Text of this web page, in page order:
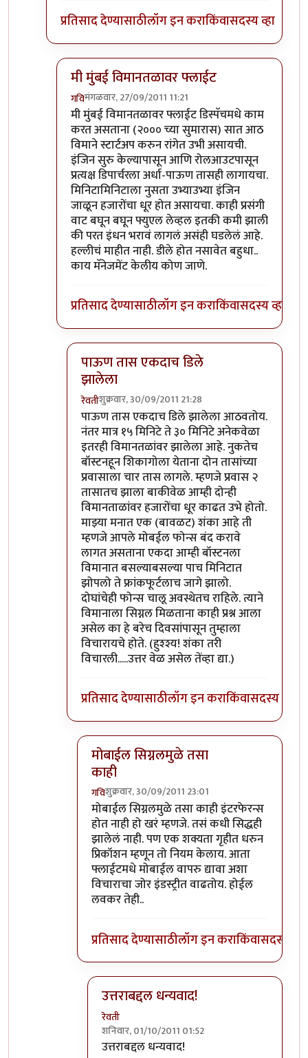
प्रतिसाद देण्यासाठीलॉग इन कराकिंवासदस्य व्हा
मी मुंबई विमानतळावर फ्लाईट
गविमंगळवार, 27/09/2011 11:21
In reply to>>लँडिंग आणि टेकॉफbyनितिन थत्ते
मी मुंबई विमानतळावर फ्लाईट डिस्पॅचमधे काम
करत असताना (२००० च्या सुमारास) सात आठ
विमाने स्टार्टअप करुन रांगेत उभी असायची.
इंजिन सुरु केल्यापासून आणि रोलआउटपासून
प्रत्यक्ष डिपार्चरला अर्धा-पाऊण तासही लागायचा.
मिनिटामिनिटाला नुसता उभ्याउभ्या इंजिन
जाळून हजारोंचा धूर होत असायचा. काही प्रसंगी
वाट बघून बघून फ्युएल लेव्हल इतकी कमी झाली
की परत इंधन भरावं लागलं असंही घडलेलं आहे.
हल्लीचं माहीत नाही. डीले होत नसावेत बहुधा..
काय मॅनेजमेंट केलीय कोण जाणे.
प्रतिसाद देण्यासाठीलॉग इन कराकिंवासदस्य व्हा
पाऊण तास एकदाच डिले
झालेला
रेवतीशुक्रवार, 30/09/2011 21:28
In reply toमी मुंबई विमानतळावर फ्लाईटby
पाऊण तास एकदाच डिले झालेला आठवतोय.
नंतर मात्र १५ मिनिटे ते ३० मिनिटे अनेकवेळा
इतरही विमानतळांवर झालेला आहे. नुकतेच
बॉस्टनहून शिकागोला येताना दोन तासांच्या
प्रवासाला चार तास लागले. म्हणजे प्रवास २
तासातच झाला बाकीवेळ आम्ही दोन्ही
विमानताळांवर हजारोंचा धूर काढत उभे होतो.
माझ्या मनात एक (बावळट) शंका आहे ती
म्हणजे आपले मोबईल फोन्स बंद करावे
लागत असताना एकदा आम्ही बॉस्टनला
विमानात बसल्याबसल्या पाच मिनिटात
झोपलो ते फ्रांकफूर्टलाच जागे झालो.
दोघांचेही फोन्स चालू अवस्थेतच राहिले. त्याने
विमानाला सिग्नल मिळताना काही प्रश्न आला
असेल का हे बरेच दिवसांपासून तुम्हाला
विचारायचे होते. (हुश्श्य! शंका तरी
विचारली.....उत्तर वेळ असेल तेंव्हा द्या.)
प्रतिसाद देण्यासाठीलॉग इन कराकिंवासदस्य व्हा
मोबाईल सिग्नलमुळे तसा
काही
गविशुक्रवार, 30/09/2011 23:01
In reply toपाऊण तास एकदाच डिले झालेला
मोबाईल सिग्नलमुळे तसा काही इंटरफेरन्स
होत नाही हो खरं म्हणजे. तसं कधी सिद्धही
झालेलं नाही. पण एक शक्यता गृहीत धरुन
प्रिकॉशन म्हणून तो नियम केलाय. आता
फ्लाईटमधे मोबाईल वापरु द्यावा अशा
विचाराचा जोर इंडस्ट्रीत वाढतोय. होईल
लवकर तेही..
प्रतिसाद देण्यासाठीलॉग इन कराकिंवासदस्य व्हा
उत्तराबद्दल धन्यवाद!
रेवती
शनिवार, 01/10/2011 01:52
In reply toमोबाईल सिग्नलमुळे तसा काही
उत्तराबद्दल धन्यवाद!